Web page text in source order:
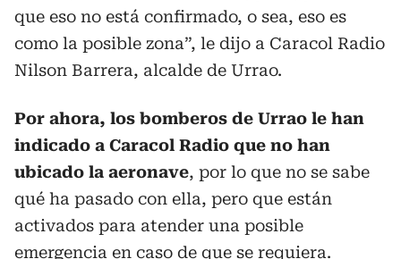
que eso no está confirmado, o sea, eso es
como la posible zona”, le dijo a Caracol Radio
Nilson Barrera, alcalde de Urrao.
Por ahora, los bomberos de Urrao le han
indicado a Caracol Radio que no han
ubicado la aeronave, por lo que no se sabe
qué ha pasado con ella, pero que están
activados para atender una posible
emergencia en caso de que se requiera.